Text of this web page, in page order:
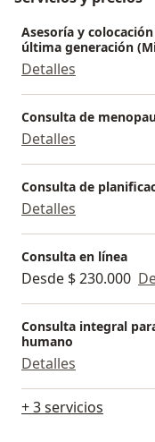
Asesoría y
última generación
Detalles
Consulta de
Detalles
Consulta de
Detalles
Consulta en línea
Desde $ 230.000
Consulta integral
humano
Detalles
+ 3 servicios